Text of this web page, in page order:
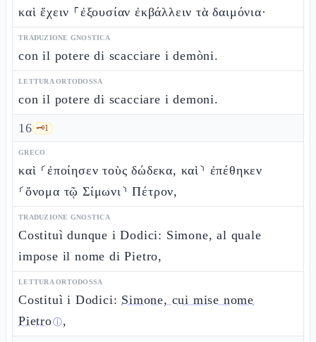
καὶ ἔχειν ⸀ἐξουσίαν ἐκβάλλειν τὰ δαιμόνια·
TRADUZIONE GNOSTICA
con il potere di scacciare i demòni.
LETTURA ORTODOSSA
con il potere di scacciare i demoni.
16 🗝️1
GRECO
καὶ ⸂ἐποίησεν τοὺς δώδεκα, καὶ⸃ ἐπέθηκεν
⸂ὄνομα τῷ Σίμωνι⸃ Πέτρον,
TRADUZIONE GNOSTICA
Costituì dunque i Dodici: Simone, al quale
impose il nome di Pietro,
LETTURA ORTODOSSA
Costituì i Dodici: Simone, cui mise nome
Pietroⓘ,